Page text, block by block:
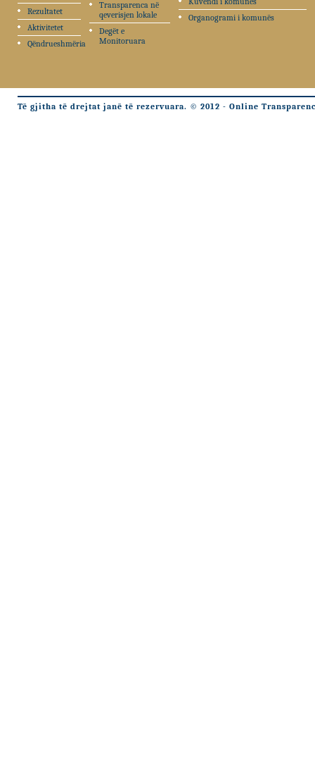
Rezultatet
Aktivitetet
Qëndrueshmëria
Transparenca në
qeverisjen lokale
Degët e
Monitoruara
Organogrami i komunës
Të gjitha të drejtat janë të rezervuara. © 2012 - Online